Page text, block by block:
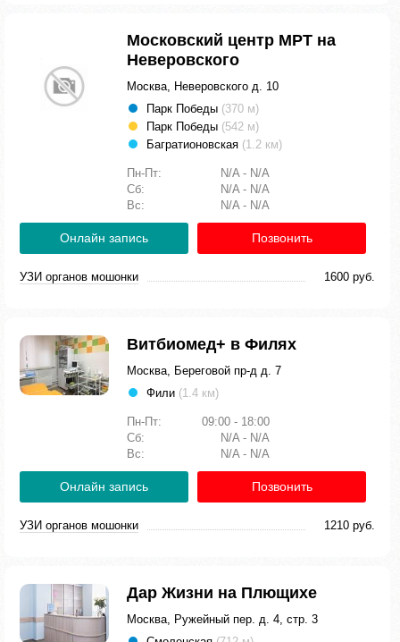
Московский центр МРТ на
Неверовского
Москва, Неверовского д. 10
Парк Победы (370 м)
Парк Победы (542 м)
Багратионовская (1.2 км)
Пн-Пт:
N/A - N/A
Сб:
N/A - N/A
Вс:
N/A - N/A
Онлайн запись Позвонить
УЗИ органов мошонки 1600 руб.
Витбиомед+ в Филях
Москва, Береговой пр-д д. 7
Фили (1.4 км)
Пн-Пт:
09:00 - 18:00
Сб:
N/A - N/A
Вс:
N/A - N/A
Онлайн запись Позвонить
УЗИ органов мошонки 1210 руб.
Дар Жизни на Плющихе
Москва, Ружейный пер. д. 4, стр. 3